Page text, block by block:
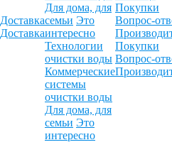
Доставка
Доставка
Для дома, для
семьи Это
интересно
Технологии
очистки воды
Коммерческие
системы
очистки воды
Для дома, для
семьи Это
интересно
Покупки
Вопрос-
Покупки
Вопрос-